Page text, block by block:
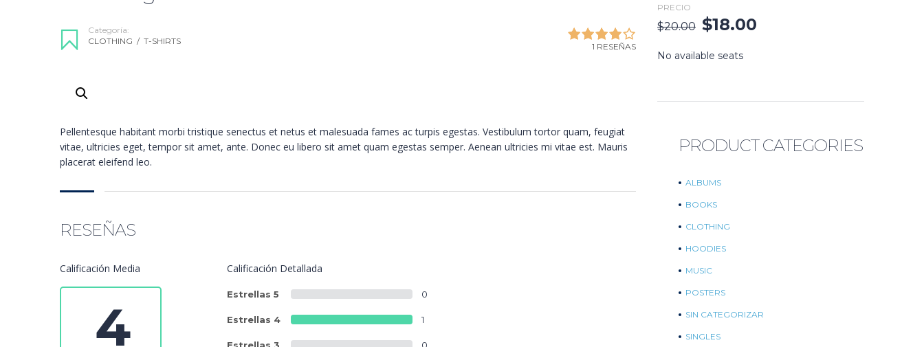
Categoría:
CLOTHING / T-SHIRTS
1 RESEÑAS
Pellentesque habitant morbi tristique senectus et netus et malesuada fames ac turpis egestas. Vestibulum tortor quam, feugiat
vitae, ultricies eget, tempor sit amet, ante. Donec eu libero sit amet quam egestas semper. Aenean ultricies mi vitae est. Mauris
placerat eleifend leo.
RESEÑAS
Calificación Media
4
Calificación Detallada
Estrellas 5 0
Estrellas 4 1
PRECIO
$20.00 $18.00
No available seats
PRODUCT CATEGORIES
ALBUMS
BOOKS
CLOTHING
HOODIES
MUSIC
POSTERS
SIN CATEGORIZAR
SINGLES